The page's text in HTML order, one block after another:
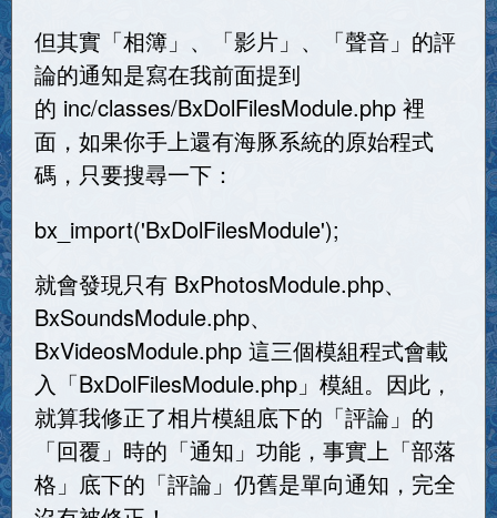
但其實「相簿」、「影片」、「聲音」的評
論的通知是寫在我前面提到
的 inc/classes/BxDolFilesModule.php 裡
面，如果你手上還有海豚系統的原始程式
碼，只要搜尋一下：
bx_import('BxDolFilesModule');
就會發現只有 BxPhotosModule.php、
BxSoundsModule.php、
BxVideosModule.php 這三個模組程式會載
入「BxDolFilesModule.php」模組。因此，
就算我修正了相片模組底下的「評論」的
「回覆」時的「通知」功能，事實上「部落
格」底下的「評論」仍舊是單向通知，完全